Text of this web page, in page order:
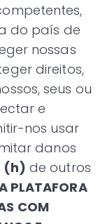
do país de
nossas
direitos,
seus ou
e
nos usar
danos
(h) de outros
PLATAFORA
COM